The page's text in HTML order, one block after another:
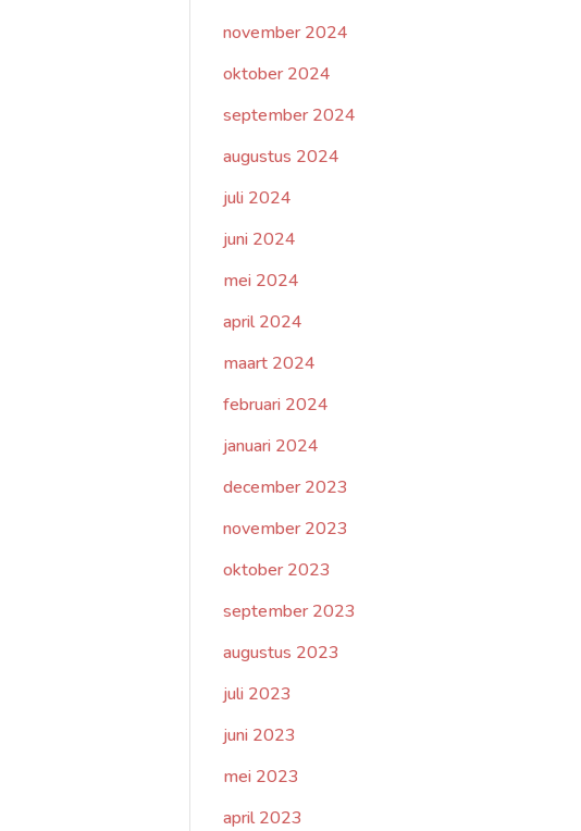
november 2024
oktober 2024
september 2024
augustus 2024
juli 2024
juni 2024
mei 2024
april 2024
maart 2024
februari 2024
januari 2024
december 2023
november 2023
oktober 2023
september 2023
augustus 2023
juli 2023
juni 2023
mei 2023
april 2023